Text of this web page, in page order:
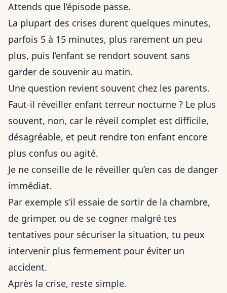
Attends que l’épisode passe.
La plupart des crises durent quelques minutes,
parfois 5 à 15 minutes, plus rarement un peu
plus, puis l’enfant se rendort souvent sans
garder de souvenir au matin.
Une question revient souvent chez les parents.
Faut-il réveiller enfant terreur nocturne ? Le plus
souvent, non, car le réveil complet est difficile,
désagréable, et peut rendre ton enfant encore
plus confus ou agité.
Je ne conseille de le réveiller qu’en cas de danger
immédiat.
Par exemple s’il essaie de sortir de la chambre,
de grimper, ou de se cogner malgré tes
tentatives pour sécuriser la situation, tu peux
intervenir plus fermement pour éviter un
accident.
Après la crise, reste simple.